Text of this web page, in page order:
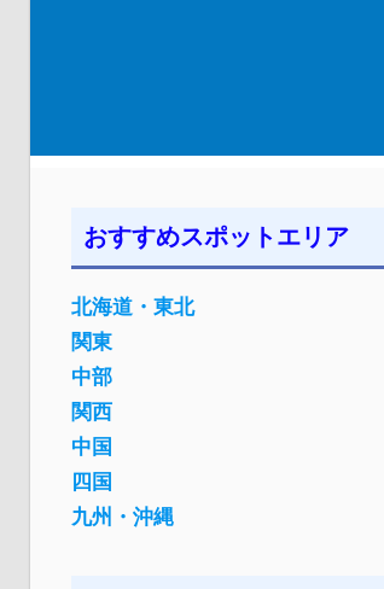
おすすめスポットエリア
北海道・東北
関東
中部
関西
中国
四国
九州・沖縄